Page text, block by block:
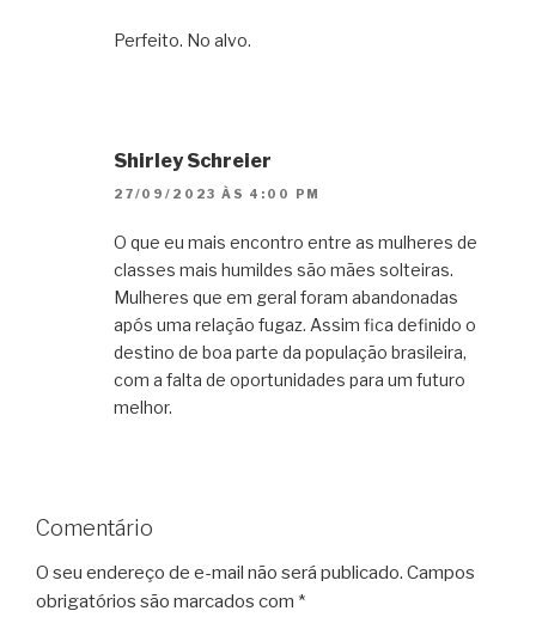
Perfeito. No alvo.
Shirley Schreier
27/09/2023 ÀS 4:00 PM
O que eu mais encontro entre as mulheres de
classes mais humildes são mães solteiras.
Mulheres que em geral foram abandonadas
após uma relação fugaz. Assim fica definido o
destino de boa parte da população brasileira,
com a falta de oportunidades para um futuro
melhor.
Comentário
O seu endereço de e-mail não será publicado. Campos
obrigatórios são marcados com *